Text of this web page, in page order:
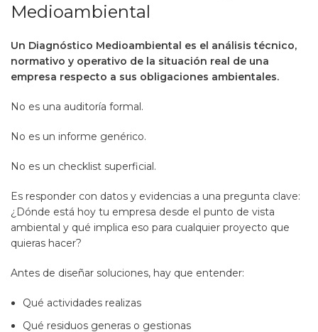
Medioambiental
Un Diagnóstico Medioambiental es el análisis técnico,
normativo y operativo de la situación real de una
empresa respecto a sus obligaciones ambientales.
No es una auditoría formal.
No es un informe genérico.
No es un checklist superficial.
Es responder con datos y evidencias a una pregunta clave:
¿Dónde está hoy tu empresa desde el punto de vista
ambiental y qué implica eso para cualquier proyecto que
quieras hacer?
Antes de diseñar soluciones, hay que entender:
Qué actividades realizas
Qué residuos generas o gestionas